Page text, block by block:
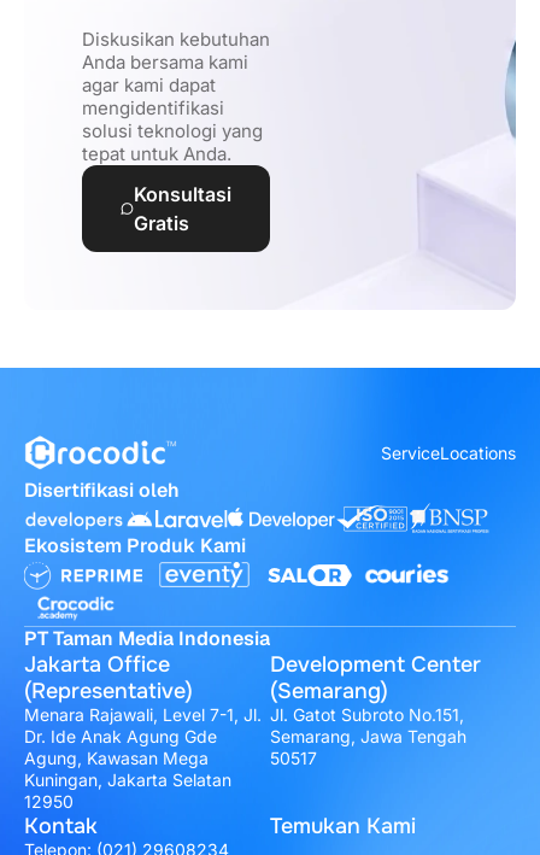
Diskusikan kebutuhan
Anda bersama kami
agar kami dapat
mengidentifikasi
solusi teknologi yang
tepat untuk Anda.
Konsultasi
Gratis
ServiceLocations
Disertifikasi oleh
Ekosistem Produk Kami
PT Taman Media Indonesia
Jakarta Office
(Representative)
Menara Rajawali, Level 7-1, Jl.
Dr. Ide Anak Agung Gde
Agung, Kawasan Mega
Kuningan, Jakarta Selatan
12950
Development Center
(Semarang)
Jl. Gatot Subroto No.151,
Semarang, Jawa Tengah
50517
Kontak
Telepon: (021) 29608234
Temukan Kami